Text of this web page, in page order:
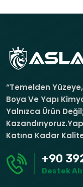
“Temelden
Boya Ve Yapı
Yalnızca Ürün
Katına Kadar
+90
Destek